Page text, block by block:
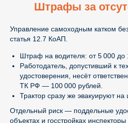
Штрафы за
Управление самоходным катком
статья 12.7 КоАП.
Штраф на водителя: от 5 000 до
Работодатель, допустивший к
удостоверения, несёт
ТК РФ — 100 000 рублей.
Трактор сразу же эвакуируют на
Отдельный риск — поддельные
объектах и госстройках